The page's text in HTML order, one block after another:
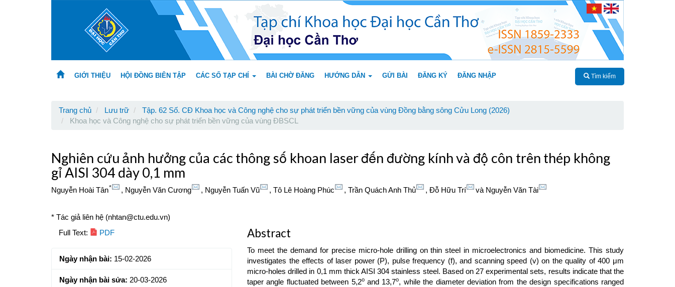
GIỚI THIỆU HỘI ĐỒNG BIÊN TẬP CÁC SỐ TẠP CHÍ BÀI CHỜ ĐĂNG HƯỚNG DẪN GỬI BÀI ĐĂNG KÝ ĐĂNG NHẬP Tìm kiếm
Trang chủ Lưu trữ
Tập. 62 Số. CĐ Khoa học và Công nghệ cho sự phát triển bền vững của vùng Đồng bằng sông Cửu Long (2026)
Khoa học và Công nghệ cho sự phát triển bền vững của vùng ĐBSCL
Nghiên cứu ảnh hưởng của các thông số khoan laser đến đường kính và độ côn trên thép không
gỉ AISI 304 dày 0,1 mm
Nguyễn Hoài Tân* , Nguyễn Văn Cương , Nguyễn Tuấn Vũ , Tô Lê Hoàng Phúc , Trần Quách Anh Thủ , Đỗ Hữu Trí và Nguyễn Văn Tài
* Tác giả liên hệ (nhtan@ctu.edu.vn)
Article
Full Text: PDF
Ngày nhận bài: 15-02-2026
Ngày nhận bài sửa: 20-03-2026
Abstract
To meet the demand for precise micro-hole drilling on thin steel in microelectronics and biomedicine. This study
investigates the effects of laser power (P), pulse frequency (f), and scanning speed (v) on the quality of 400 μm
micro-holes drilled in 0,1 mm thick AISI 304 stainless steel. Based on 27 experimental sets, results indicate that the
taper angle fluctuated between 5,2oand 13,7o, while the diameter deviation from the design specifications ranged